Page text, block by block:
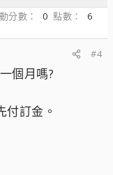
分數 0 點數
6
#4
個月嗎?
付訂金。